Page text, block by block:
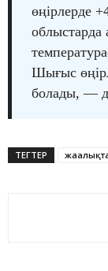
өңірлерде
облыстарда
Шығыс
болады, —
ТЕГТЕР